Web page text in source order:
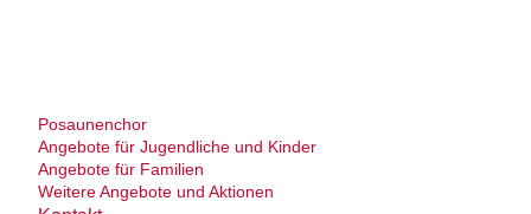
Posaunenchor
Angebote für Jugendliche und Kinder
Angebote für Familien
Weitere Angebote und Aktionen